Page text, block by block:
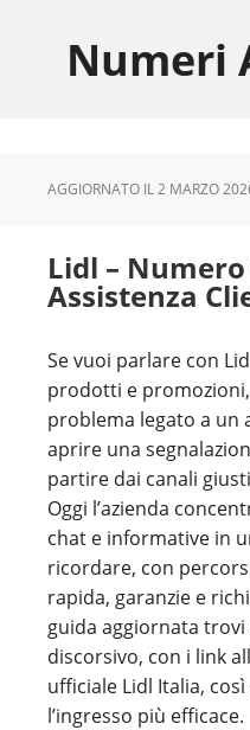
primaryNumeri
AGGIORNATO IL2 MARZO
Lidl –
Assistenza
Se vuoi parlare con
prodotti e
problema legato a un
aprire una
partire dai canali
Oggi l’azienda
chat e informative in
ricordare, con
rapida, garanzie e
guida aggiornata
discorsivo, con i link
ufficiale Lidl Italia,
l’ingresso più efficace.